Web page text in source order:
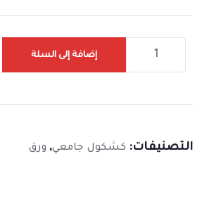
إضافة إلى السلة
التصنيفات: كشكول جامعي, ورق